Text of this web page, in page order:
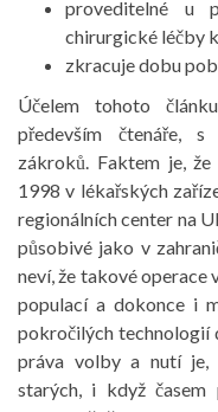
proveditelné u
chirurgické léčby
zkracuje dobu
Účelem tohoto
především čtenáře,
zákroků. Faktem je,
1998 v lékařských
regionálních center na
působivé jako v
neví, že takové operace
populací a dokonce i
pokročilých technologií
práva volby a nutí je,
starých, i když časem